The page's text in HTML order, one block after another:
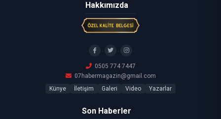
Hakkımızda
0505 774 7447
07habermagazin@gmail.com
Künye
İletişim Galeri Video Yazarlar
Son Haberler